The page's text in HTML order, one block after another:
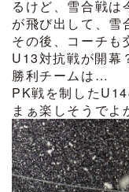
るけど、雪合戦は
が飛び出して、雪
その後、コーチ
U13対抗戦が開幕
勝利チームは…
PK戦を制した
まぁ楽しそうでよ